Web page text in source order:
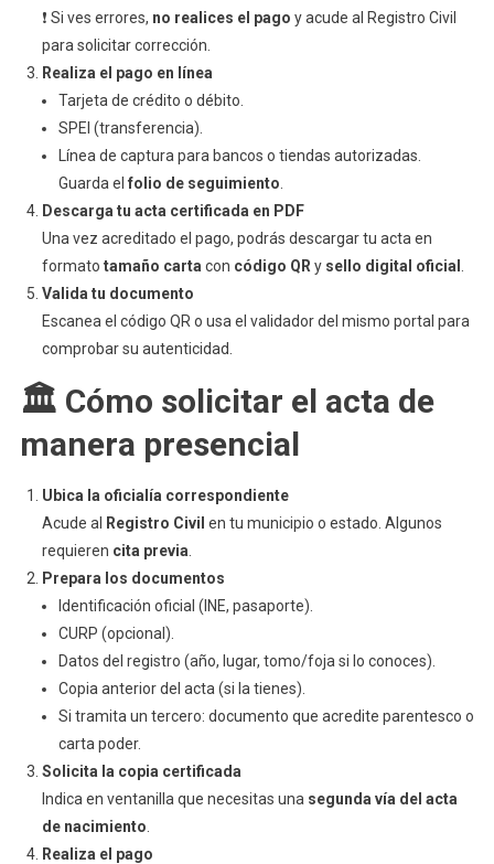
❗ Si ves errores, no realices el pago y acude al Registro Civil
para solicitar corrección.
Realiza el pago en línea
Tarjeta de crédito o débito.
SPEI (transferencia).
Línea de captura para bancos o tiendas autorizadas.
Guarda el folio de seguimiento
Descarga tu acta certificada en PDF
Una vez acreditado el pago, podrás descargar tu acta en
formato tamaño carta con código QR y sello digital oficial
Valida tu documento
Escanea el código QR o usa el validador del mismo portal para
comprobar su autenticidad.
🏛️ Cómo solicitar el acta de
manera presencial
Ubica la oficialía correspondiente
Acude al
Registro Civil en tu municipio o estado. Algunos
requieren cita previa
Prepara los documentos
Identificación oficial (INE, pasaporte).
CURP (opcional).
Datos del registro (año, lugar, tomo/foja si lo conoces).
Copia anterior del acta (si la tienes).
Si tramita un tercero: documento que acredite parentesco o
carta poder.
Solicita la copia certificada
Indica en ventanilla que necesitas una segunda vía del acta
de nacimiento
Realiza el pago